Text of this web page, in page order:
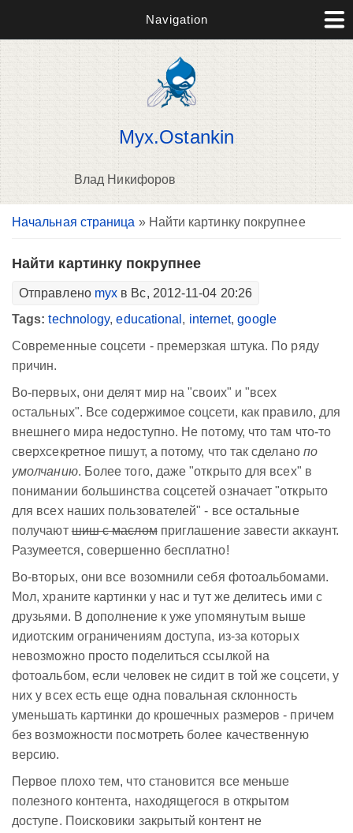
Navigation
Myx.Ostankin
Влад Никифоров
Вы здесь
Начальная страница » Найти картинку покрупнее
Найти картинку покрупнее
Отправлено myx в Вс, 2012-11-04 20:26
Tags:technology,educational , internet,google
Современные соцсети - премерзкая штука. По ряду
причин.
Во-первых, они делят мир на "своих" и "всех
остальных". Все содержимое соцсети, как правило, для
внешнего мира недоступно. Не потому, что там что-то
сверхсекретное пишут, а потому, что так сделано по
умолчанию. Более того, даже "открыто для всех" в
понимании большинства соцсетей означает "открыто
для всех наших пользователей" - все остальные
получаютшиш с масломприглашение завести аккаунт.
Разумеется, совершенно бесплатно!
Во-вторых, они все возомнили себя фотоальбомами.
Мол, храните картинки у нас и тут же делитесь ими с
друзьями. В дополнение к уже упомянутым выше
идиотским ограничениям доступа, из-за которых
невозможно просто поделиться ссылкой на
фотоальбом, если человек не сидит в той же соцсети, у
них у всех есть еще одна повальная склонность
уменьшать картинки до крошечных размеров - причем
без возможности посмотреть более качественную
версию.
Первое плохо тем, что становится все меньше
полезного контента, находящегося в открытом
доступе. Поисковики закрытый контент не